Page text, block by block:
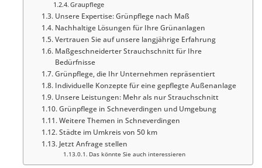
Graupflege
Unsere Expertise: Grünpflege nach Maß
Nachhaltige Lösungen für Ihre Grünanlagen
Vertrauen Sie auf unsere langjährige Erfahrung
Maßgeschneiderter Strauchschnitt für Ihre
Bedürfnisse
Grünpflege, die Ihr Unternehmen repräsentiert
Individuelle Konzepte für eine gepflegte Außenanlage
Unsere Leistungen: Mehr als nur Strauchschnitt
Grünpflege in Schneverdingen und Umgebung
Weitere Themen in Schneverdingen
Städte im Umkreis von 50 km
Jetzt Anfrage stellen
Das könnte Sie auch interessieren